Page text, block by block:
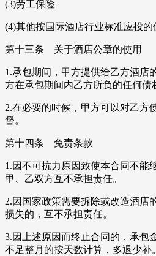
(3)劳工保险
(4)其他按国际酒店行业标准应投的
第十三条 关于酒店公章的使用
1.承包期间，甲方提供给乙方酒店
方在承包期间内乙方所负的任何债
2.在必要的时候，甲方可以对乙方
督。
第十四条 免责条款
1.因不可抗力原因致使本合同不能
甲、乙双方互不承担责任。
2.因国家政策需要拆除或改造酒店
损失的，互不承担责任。
3.因上述原因而终止合同的，承包
不足整月的按天数计算，多退少补。